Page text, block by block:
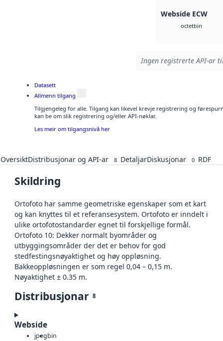
Webside ECW
octetbin
Ingen registrerte API-ar
Datasett
Allmenn tilgang
Tilgjengeleg for alle. Tilgang kan likevel krevje registrering og
kan be om slik registrering og/eller API-nøklar.
Les meir om tilgangsnivå her
OversiktDistribusjonar og API-ar 8 DetaljarDiskusjonar 0 RDF
Skildring
Ortofoto har samme geometriske egenskaper som et kart
og kan knyttes til et referansesystem. Ortofoto er inndelt i
ulike ortofotostandarder egnet til forskjellige formål.
Ortofoto 10: Dekker normalt byområder og
utbyggingsområder der det er behov for god
stedfestingsnøyaktighet og høy oppløsning.
Bakkeoppløsningen er som regel 0,04 – 0,15 m.
Nøyaktighet ± 0.35 m.
Distribusjonar 8
Webside
jpegbin